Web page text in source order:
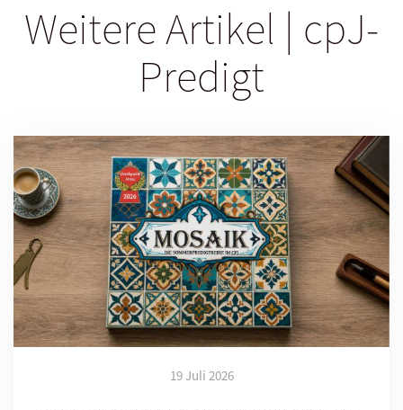
Weitere Artikel | cpJ-
Predigt
19 Juli 2026